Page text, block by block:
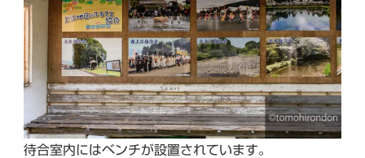
待合室内にはベンチが設置されています。